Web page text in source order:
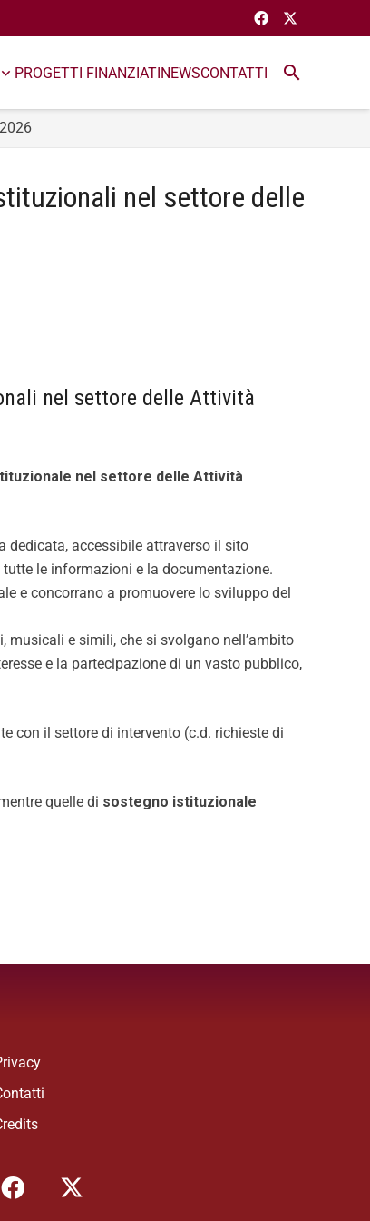
PROGETTI FINANZIATINEWSCONTATTI search
nel settore delle
nel settore delle Attività
nel settore delle Attività
dedicata, accessibile attraverso il sito
le informazioni e la documentazione.
e concorrano a promuovere lo sviluppo del
e simili, che si svolgano nell’ambito
e la partecipazione di un vasto pubblico,
con il settore di intervento (c.d. richieste di
quelle di sostegno istituzionale